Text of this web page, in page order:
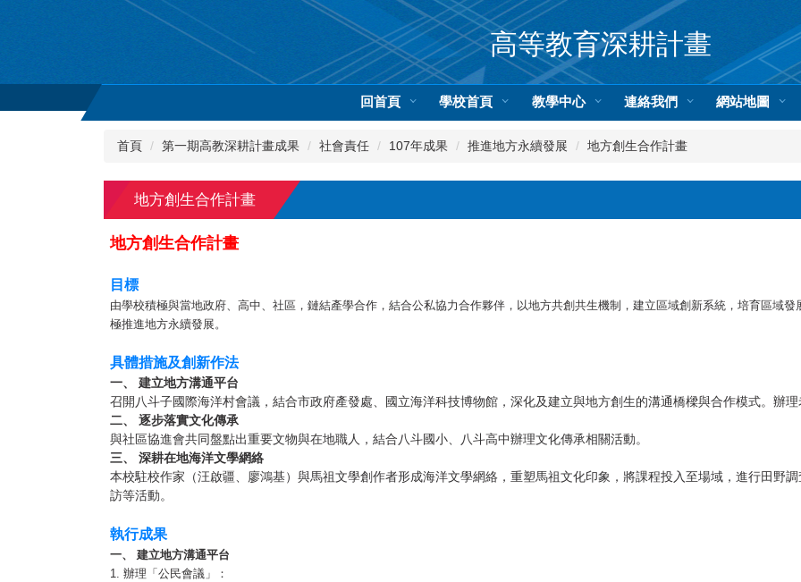
內
高等教育深耕計畫
回首頁 學校首頁 教學中心 連絡我們 網站地圖
首頁 第一期高教深耕計畫成果 社會責任 107年成果 推進地方永續發展 地方創生合作計畫
地方創生合作計畫
地方創生合作計畫
目標
由學校積極與當地政府、高中、社區，鏈結產學合作，結合公私協力合作夥伴，以地方共創共生機制，建立區域創新系統，培育區域
極推進地方永續發展。
具體措施及創新作法
一、 建立地方溝通平台
召開八斗子國際海洋村會議，結合市政府產發處、國立海洋科技博物館，深化及建立與地方創生的溝通橋樑與合作模式。辦
二、 逐步落實文化傳承
與社區協進會共同盤點出重要文物與在地職人，結合八斗國小、八斗高中辦理文化傳承相關活動。
三、 深耕在地海洋文學網絡
本校駐校作家（汪啟疆、廖鴻基）與馬祖文學創作者形成海洋文學網絡，重塑馬祖文化印象，將課程投入至場域，進行田野
訪等活動。
執行成果
一、 建立地方溝通平台
1. 辦理「公民會議」：